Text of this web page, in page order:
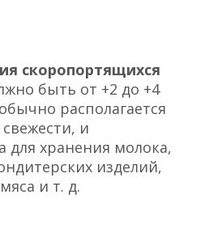
скоропортящихся
быть от +2 до +4
располагается
и
для хранения молока,
изделий,
и т. д.